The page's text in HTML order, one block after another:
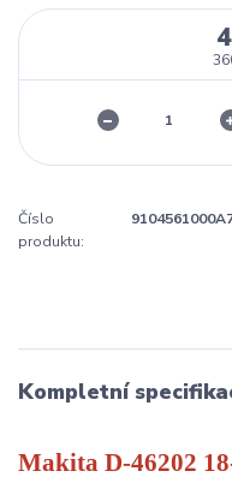
Číslo
produktu:
Kompletní
Makita D-46202